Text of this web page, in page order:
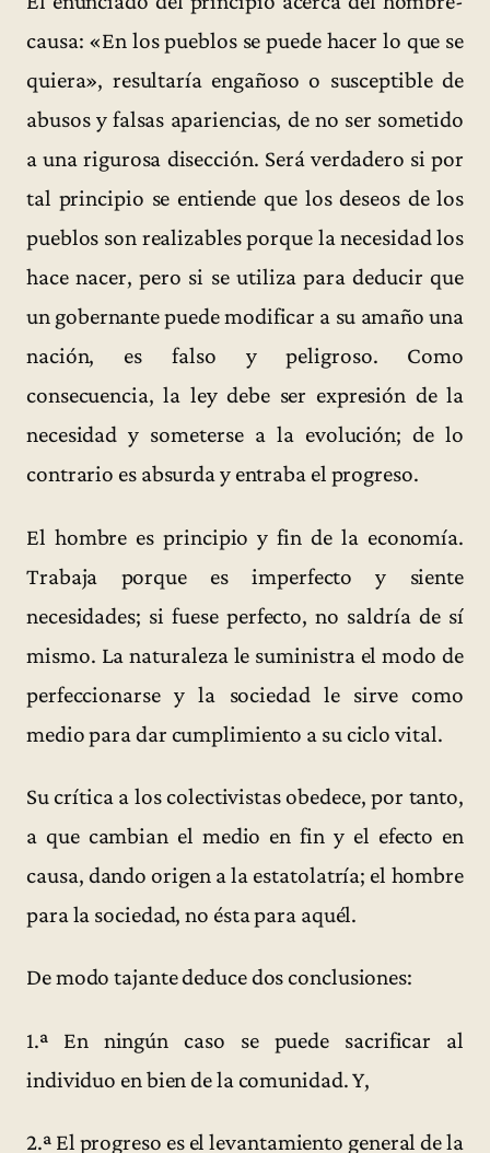
causa: «En los pueblos se puede hacer lo que se
quiera», resultaría engañoso o susceptible de
abusos y falsas apariencias, de no ser sometido
a una rigurosa disección. Será verdadero si por
tal principio se entiende que los deseos de los
pueblos son realizables porque la necesidad los
hace nacer, pero si se utiliza para deducir que
un gobernante puede modificar a su amaño una
nación, es falso y peligroso. Como
consecuencia, la ley debe ser expresión de la
necesidad y someterse a la evolución; de lo
contrario es absurda y entraba el progreso.
El hombre es principio y fin de la economía.
Trabaja porque es imperfecto y siente
necesidades; si fuese perfecto, no saldría de sí
mismo. La naturaleza le suministra el modo de
perfeccionarse y la sociedad le sirve como
medio para dar cumplimiento a su ciclo vital.
Su crítica a los colectivistas obedece, por tanto,
a que cambian el medio en fin y el efecto en
causa, dando origen a la estatolatría; el hombre
para la sociedad, no ésta para aquél.
De modo tajante deduce dos conclusiones:
1.ª En ningún caso se puede sacrificar al
individuo en bien de la comunidad. Y,
2.ª El progreso es el levantamiento general de la